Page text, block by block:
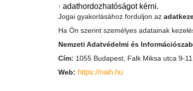
· adathordozhatóságot kérni.
Jogai gyakorlásához forduljon az
Ha Ön szerint személyes adatainak
Nemzeti Adatvédelmi és
Cím: 1055 Budapest, Falk Miksa utca 9-11.
Web: https://naih.hu